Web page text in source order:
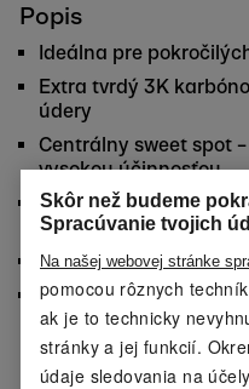
Popis
Ideálna pre
Extra tvrdý 3K
údery
Centrálny sweet spot
vysokou účinnosťou
Raketa v tvare slzy s
stabilným 12K
Neutrálne ťažisko pri
Pohodlná,
bezpečnostným
Skôr než budeme
Spracúvanie tvojich
Na našej webovej stránke
pomocou rôznych
ak je to technicky
stránky a jej funkcií.
údaje sledovania na